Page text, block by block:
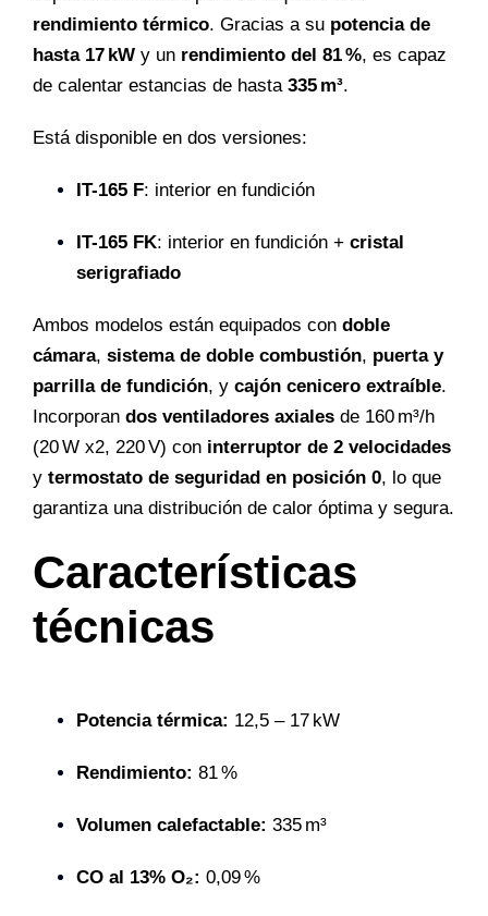
rendimiento térmico. Gracias a su potencia de
hasta 17 kWy un rendimiento del 81 %, es capaz
de calentar estancias de hasta 335 m³.
Está disponible en dos versiones:
IT-165 F: interior en fundición
IT-165 FK: interior en fundición + cristal
serigrafiado
Ambos modelos están equipados con doble
cámara, sistema de doble combustión, puerta y
parrilla de fundición, y cajón cenicero extraíble.
Incorporan dos ventiladores axialesde 160 m³/h
(20 W x2, 220 V) con interruptor de 2 velocidades
y termostato de seguridad en posición 0, lo que
garantiza una distribución de calor óptima y segura.
Características
técnicas
Potencia térmica: 12,5 – 17 kW
Rendimiento: 81 %
Volumen calefactable: 335 m³
CO al 13% O₂: 0,09 %